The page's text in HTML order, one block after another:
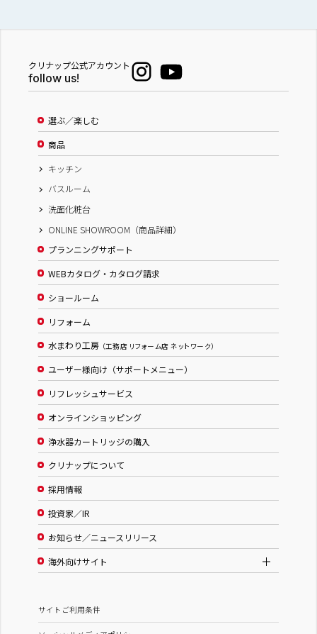
クリナップ公式アカウント
follow us!
選ぶ／楽しむ
商品
キッチン
バスルーム
洗面化粧台
ONLINE SHOWROOM（商品詳細）
プランニングサポート
WEBカタログ・カタログ請求
ショールーム
リフォーム
水まわり工房 （工務店 リフォーム店 ネットワーク）
ユーザー様向け（サポートメニュー）
リフレッシュサービス
オンラインショッピング
浄水器カートリッジの購入
クリナップについて
採用情報
投資家／IR
お知らせ／ニュースリリース
海外向けサイト
サイトご利用条件